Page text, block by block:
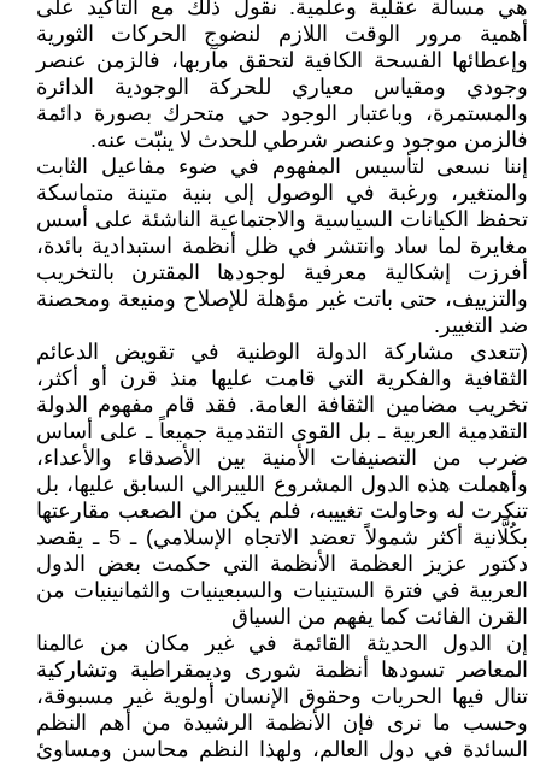
هي مسألة عقلية وعلمية. نقول ذلك مع التأكيد على
أهمية مرور الوقت اللازم لنضوج الحركات الثورية
وإعطائها الفسحة الكافية لتحقق مآربها، فالزمن عنصر
وجودي ومقياس معياري للحركة الوجودية الدائرة
والمستمرة، وباعتبار الوجود حي متحرك بصورة دائمة
فالزمن موجود وعنصر شرطي للحدث لا ينبّت عنه.
إننا نسعى لتأسيس المفهوم في ضوء مفاعيل الثابت
والمتغير، ورغبة في الوصول إلى بنية متينة متماسكة
تحفظ الكيانات السياسية والاجتماعية الناشئة على أسس
مغايرة لما ساد وانتشر في ظل أنظمة استبدادية بائدة،
أفرزت إشكالية معرفية لوجودها المقترن بالتخريب
والتزييف، حتى باتت غير مؤهلة للإصلاح ومنيعة ومحصنة
ضد التغيير.
(تتعدى مشاركة الدولة الوطنية في تقويض الدعائم
الثقافية والفكرية التي قامت عليها منذ قرن أو أكثر،
تخريب مضامين الثقافة العامة. فقد قام مفهوم الدولة
التقدمية العربية ـ بل القوى التقدمية جميعاً ـ على أساس
ضرب من التصنيفات الأمنية بين الأصدقاء والأعداء،
وأهملت هذه الدول المشروع الليبرالي السابق عليها، بل
تنكرت له وحاولت تغييبه، فلم يكن من الصعب مقارعتها
بكُلَّانية أكثر شمولاً تعضد الاتجاه الإسلامي) ـ 5 ـ يقصد
دكتور عزيز العظمة الأنظمة التي حكمت بعض الدول
العربية في فترة الستينيات والسبعينيات والثمانينيات من
القرن الفائت كما يفهم من السياق
إن الدول الحديثة القائمة في غير مكان من عالمنا
المعاصر تسودها أنظمة شورى وديمقراطية وتشاركية
تنال فيها الحريات وحقوق الإنسان أولوية غير مسبوقة،
وحسب ما نرى فإن الأنظمة الرشيدة من أهم النظم
السائدة في دول العالم، ولهذا النظم محاسن ومساوئ